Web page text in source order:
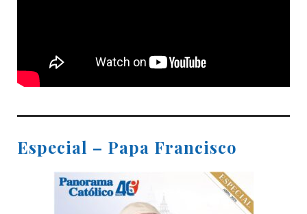
Especial – Papa Francisco